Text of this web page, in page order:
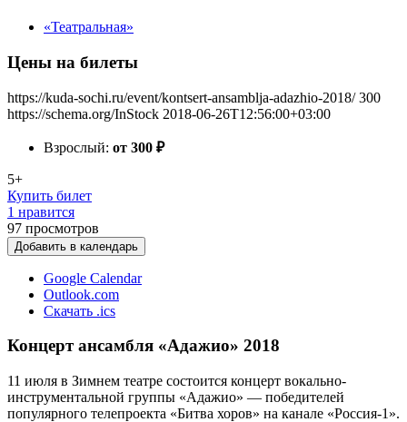
«Театральная»
Цены на билеты
https://kuda-sochi.ru/event/kontsert-ansamblja-adazhio-2018/ 300
https://schema.org/InStock 2018-06-26T12:56:00+03:00
Взрослый: от 300 ₽
5+
Купить билет
1 нравится
97 просмотров
Добавить в календарь
Google Calendar
Outlook.com
Скачать .ics
Концерт ансамбля «Адажио» 2018
11 июля в Зимнем театре состоится концерт вокально-
инструментальной группы «Адажио» — победителей
популярного телепроекта «Битва хоров» на канале «Россия-1».